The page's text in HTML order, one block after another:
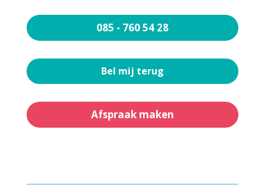
085 - 760 54 28
Bel mij terug
Afspraak maken